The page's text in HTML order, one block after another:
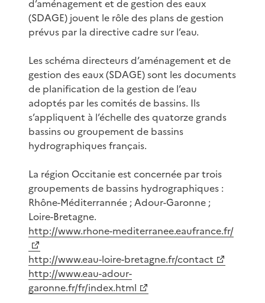
d’aménagement et de gestion des eaux
(SDAGE) jouent le rôle des plans de gestion
prévus par la directive cadre sur l’eau.
Les schéma directeurs d’aménagement et de
gestion des eaux (SDAGE) sont les documents
de planification de la gestion de l’eau
adoptés par les comités de bassins. Ils
s’appliquent à l’échelle des quatorze grands
bassins ou groupement de bassins
hydrographiques français.
La région Occitanie est concernée par trois
groupements de bassins hydrographiques :
Rhône-Méditerrannée ; Adour-Garonne ;
Loire-Bretagne.
http://www.rhone-mediterranee.eaufrance.fr/
http://www.eau-loire-bretagne.fr/contact
http://www.eau-adour-
garonne.fr/fr/index.html